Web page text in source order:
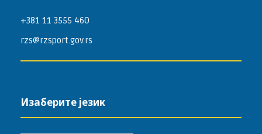
+381 11 3555 460
rzs@rzsport.gov.rs
Изаберите језик